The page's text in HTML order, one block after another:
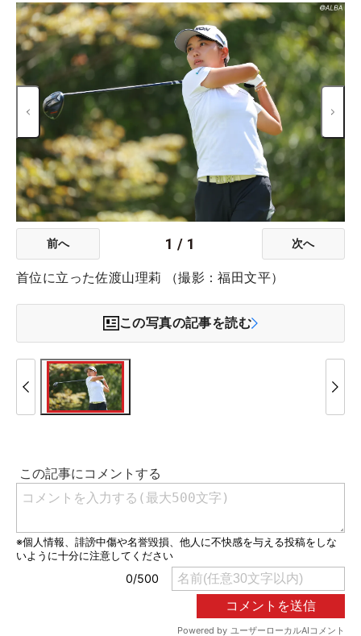
前へ 1 / 1 次へ
首位に立った佐渡山理莉 （撮影：福田文平）
この写真の記事を読む